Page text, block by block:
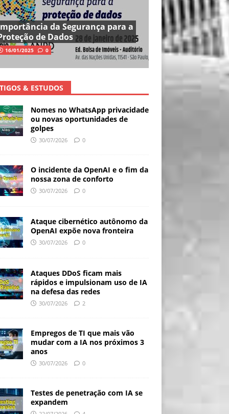
da Segurança para a
de Dados
16/01/2025 0
& ESTUDOS
Nomes no WhatsApp privacidade
ou novas oportunidades de
golpes
30/07/2026 0
O incidente da OpenAI e o fim da
nossa zona de conforto
30/07/2026 0
Ataque cibernético autônomo da
OpenAI expõe nova fronteira
30/07/2026 0
Ataques DDoS ficam mais
rápidos e impulsionam uso de IA
na defesa das redes
30/07/2026 2
Empregos de TI que mais vão
mudar com a IA nos próximos 3
anos
30/07/2026 0
Testes de penetração com IA se
expandem